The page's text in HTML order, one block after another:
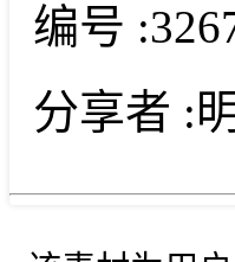
编号 :
分享者 :